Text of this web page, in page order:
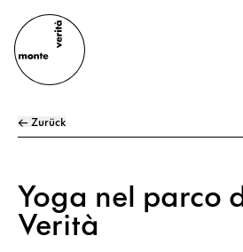
← Zurück
Yoga nel parco
Verità